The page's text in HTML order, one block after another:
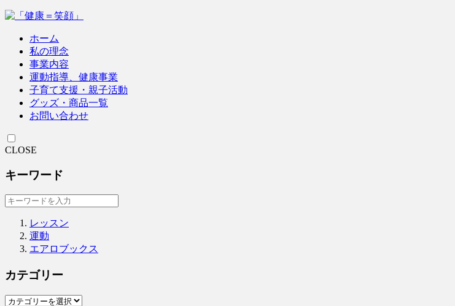
ホーム
私の理念
事業内容
運動指導、健康事業
子育て支援・親子活動
グッズ・商品一覧
お問い合わせ
CLOSE
キーワード
レッスン
運動
エアロブックス
カテゴリー